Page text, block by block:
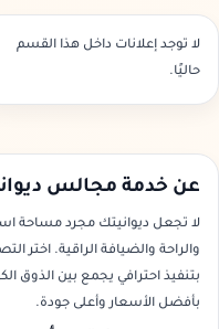
لا توجد إعلانات داخل هذا القسم
حاليًا.
عن خدمة مجالس
لا تجعل ديوانيتك مجرد مساحة
والراحة والضيافة الراقية.
بتنفيذ احترافي يجمع بين الذوق
بأفضل الأسعار وأعلى جودة.